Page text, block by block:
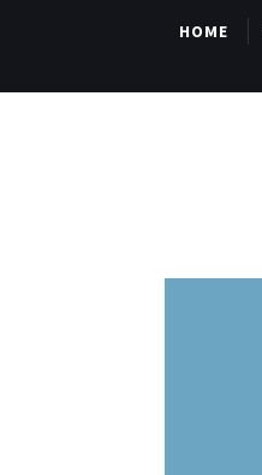
HOME